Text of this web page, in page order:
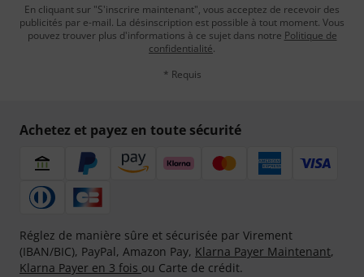
En cliquant sur "S'inscrire maintenant", vous acceptez de recevoir des
publicités par e-mail. La désinscription est possible à tout moment. Vous
pouvez trouver plus d'informations à ce sujet dans notre Politique de
confidentialité.
* Requis
Achetez et payez en toute sécurité
Réglez de manière sûre et sécurisée par Virement
(IBAN/BIC), PayPal, Amazon Pay, Klarna Payer Maintenant,
Klarna Payer en 3 fois ou Carte de crédit.